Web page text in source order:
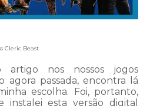
Cleric Beast
nos nossos jogos
agora passada, encontra lá
escolha. Foi, portanto,
instalei esta versão digital